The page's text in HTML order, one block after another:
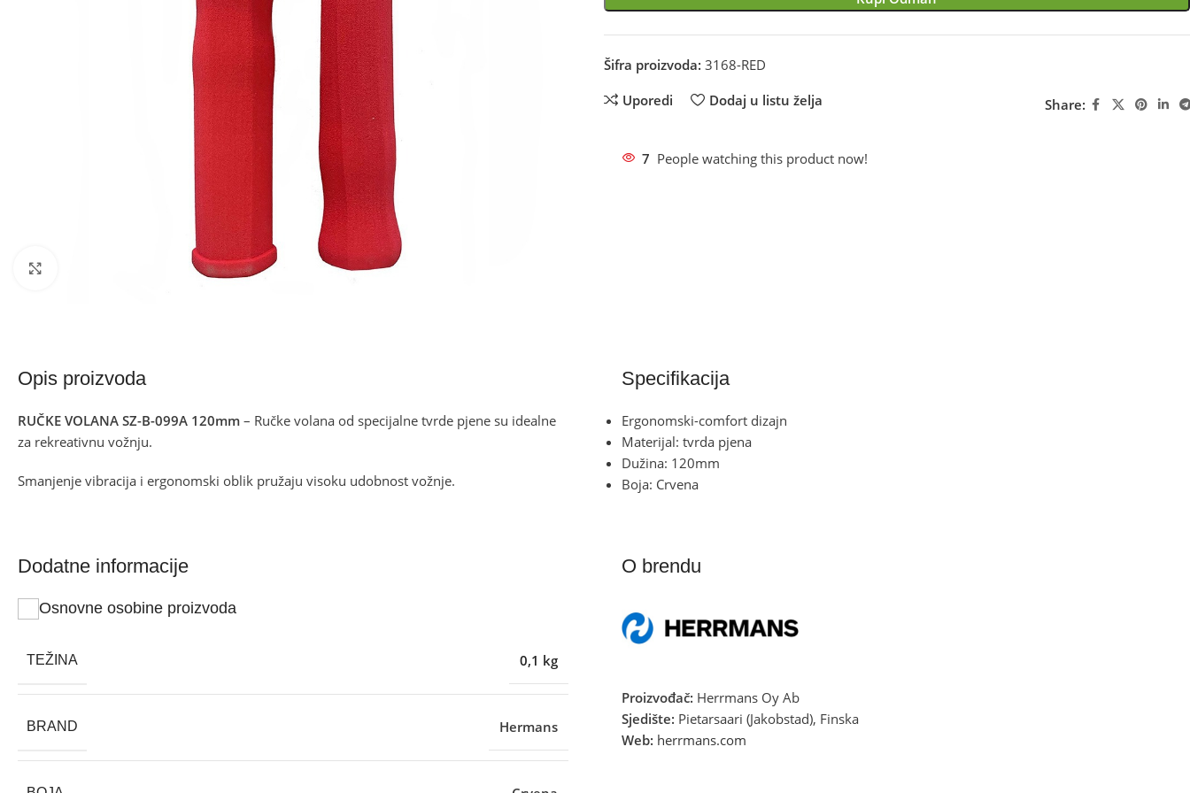
Šifra proizvoda: 3168-RED
Uporedi Dodaj u listu želja Share:
7 People watching this product now!
Opis proizvoda
RUČKE VOLANA SZ-B-099A 120mm – Ručke volana od specijalne tvrde pjene su idealne
za rekreativnu vožnju.
Smanjenje vibracija i ergonomski oblik pružaju visoku udobnost vožnje.
Specifikacija
Ergonomski-comfort dizajn
Materijal: tvrda pjena
Dužina: 120mm
Boja: Crvena
Dodatne informacije
Osnovne osobine proizvoda
TEŽINA 0,1 kg
BRAND Hermans
O brendu
Proizvođač: Herrmans Oy Ab
Sjedište: Pietarsaari (Jakobstad), Finska
Web: herrmans.com